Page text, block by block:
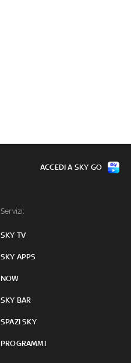
Servizi:
SKY TV
SKY APPS
NOW
SKY BAR
SPAZI SKY
PROGRAMMI
ACCEDI A SKY GO